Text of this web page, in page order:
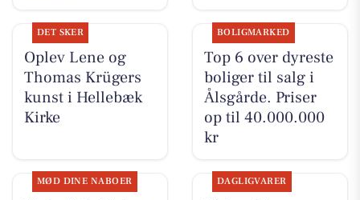
DET SKER
Oplev Lene og
Thomas Krügers
kunst i Hellebæk
Kirke
BOLIGMARKED
Top 6 over dyreste
boliger til salg i
Ålsgårde. Priser
op til 40.000.000
kr
MØD DINE NABOER DAGLIGVARER